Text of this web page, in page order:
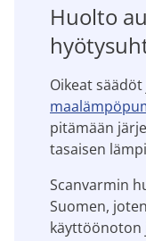
Huolto
Oikeat
pitämään
tasaisen
Scanvarmin
Suomen,
käyttöönoton